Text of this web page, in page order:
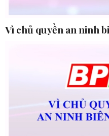
Vì chủ quyền an ninh